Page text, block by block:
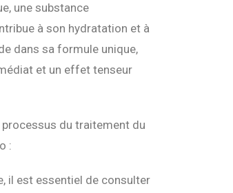
une substance
à son hydratation et à
dans sa formule unique,
et un effet tenseur
du traitement du
:
il est essentiel de consulter